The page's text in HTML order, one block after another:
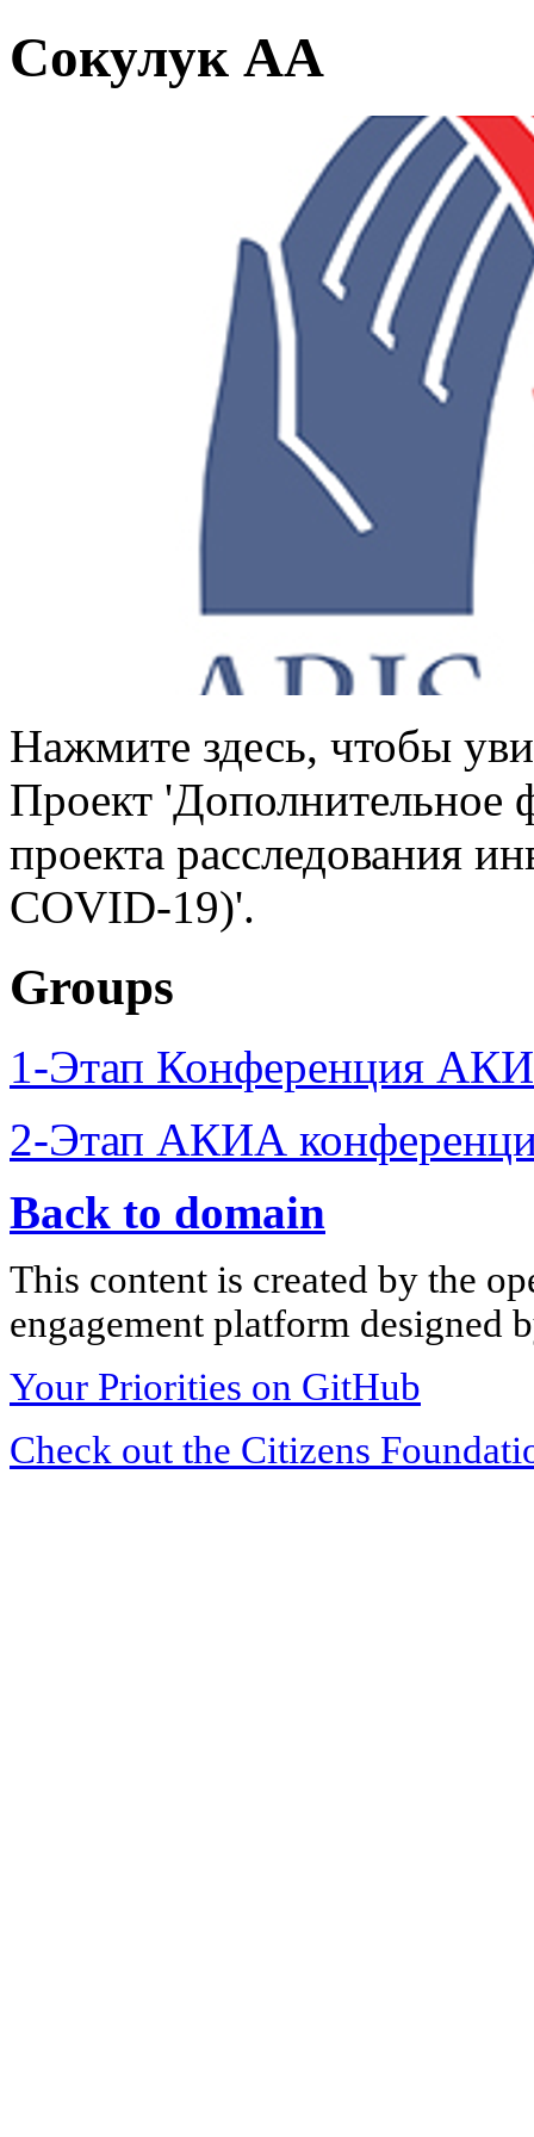
Сокулук АА
Нажмите здесь, чтобы
Проект 'Дополнительное
проекта расследования
COVID-19)'.
Groups
1-Этап Конференция
2-Этап АКИА
Back to domain
This content is created by the
engagement platform designed
Your Priorities on GitHub
Check out the Citizens